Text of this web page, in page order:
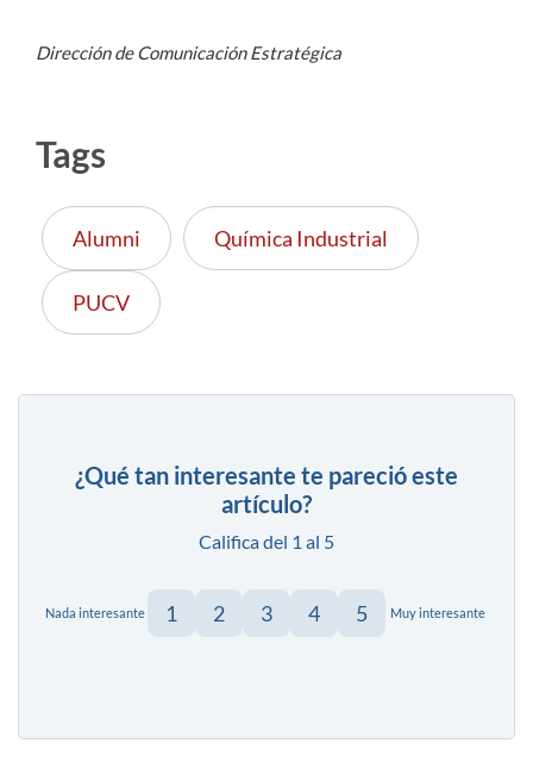
Dirección de Comunicación Estratégica
Tags
Alumni Química Industrial
PUCV
¿Qué tan interesante te pareció este
artículo?
Califica del 1 al 5
Nada interesante 1 2 3 4 5 Muy interesante